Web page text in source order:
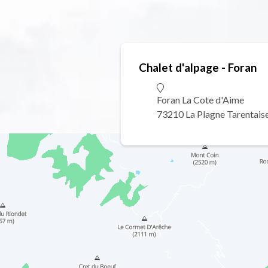
Chalet d'alpage - Foran
Foran La Cote d'Aime
73210 La Plagne